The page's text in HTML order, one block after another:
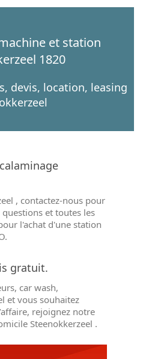
et station
1820
devis, location, leasing
, contactez-nous pour
et toutes les
l'achat d'une station
gratuit.
car wash,
et vous souhaitez
rejoignez notre
Steenokkerzeel .